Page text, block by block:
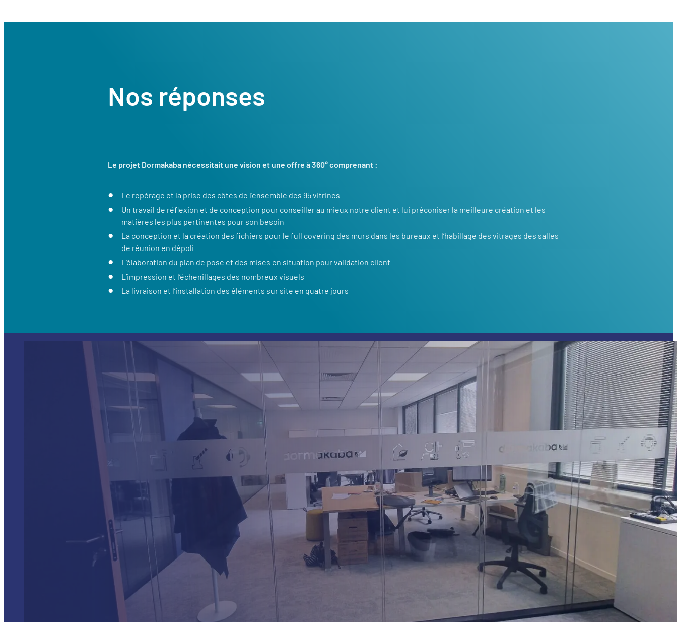
Nos réponses
Le projetDormakaba nécessitait une vision et une offre à 360° comprenant :
Le repérage et la prise des côtes de l’ensemble des 95 vitrines
Un travail de réflexion et de conception pour conseiller au mieux notre client et lui préconiser la meilleure création et les
matières les plus pertinentes pour son besoin
La conception et la création des fichiers pour le full covering des murs dans les bureaux et l’habillage des vitrages des salles
de réunion en dépoli
L’élaboration du plan de pose et des mises en situation pour validation client
L’impression et l’échenillages des nombreux visuels
La livraison et l’installation des éléments sur site en quatre jours